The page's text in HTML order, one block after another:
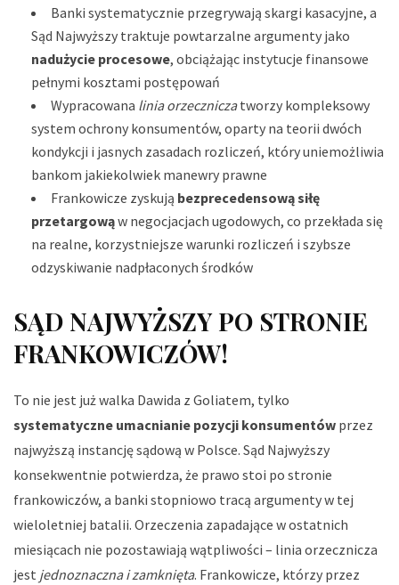
Banki systematycznie przegrywają skargi kasacyjne, a
Sąd Najwyższy traktuje powtarzalne argumenty jako
nadużycie procesowe, obciążając instytucje finansowe
pełnymi kosztami postępowań
Wypracowana linia orzeczniczatworzy kompleksowy
system ochrony konsumentów, oparty na teorii dwóch
kondykcji i jasnych zasadach rozliczeń, który uniemożliwia
bankom jakiekolwiek manewry prawne
Frankowicze zyskują bezprecedensową siłę
przetargowąw negocjacjach ugodowych, co przekłada się
na realne, korzystniejsze warunki rozliczeń i szybsze
odzyskiwanie nadpłaconych środków
SĄD NAJWYŻSZY PO STRONIE
FRANKOWICZÓW!
To nie jest już walka Dawida z Goliatem, tylko
systematyczne umacnianie pozycji konsumentów przez
najwyższą instancję sądową w Polsce. Sąd Najwyższy
konsekwentnie potwierdza, że prawo stoi po stronie
frankowiczów, a banki stopniowo tracą argumenty w tej
wieloletniej batalii. Orzeczenia zapadające w ostatnich
miesiącach nie pozostawiają wątpliwości – linia orzecznicza
jest jednoznaczna i zamknięta. Frankowicze, którzy przez